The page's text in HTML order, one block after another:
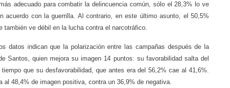
adecuado para combatir la delincuencia común, sólo el 28,3% lo ve
acuerdo con la guerrilla. Al contrario, en este último asunto, el 50,5%
ve débil en la lucha contra el narcotráfico.
datos indican que la polarización entre las campañas después de la
Santos, quien mejora su imagen 14 puntos: su favorabilidad salta del
que su desfavorabilidad, que antes era del 56,2% cae al 41,6%.
al 48,4% de imagen positiva, contra un 36,9% de negativa.